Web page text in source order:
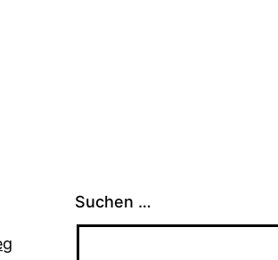
Suchen …